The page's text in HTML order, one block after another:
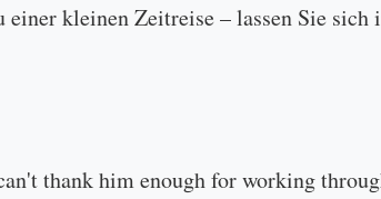
kleinen Zeitreise – lassen Sie
thank him enough for working